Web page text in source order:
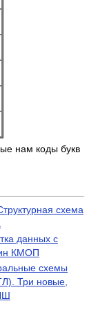
нам коды букв
схема
данных с
КМОП
схемы
Три новые,